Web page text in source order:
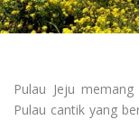
Pulau Jeju
Pulau cantik yang